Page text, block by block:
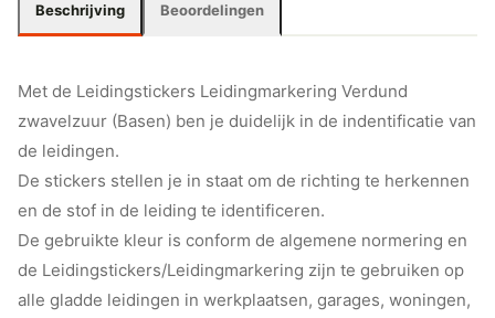
Beschrijving Beoordelingen
Met de Leidingstickers Leidingmarkering Verdund
zwavelzuur (Basen) ben je duidelijk in de indentificatie van
de leidingen.
De stickers stellen je in staat om de richting te herkennen
en de stof in de leiding te identificeren.
De gebruikte kleur is conform de algemene normering en
de Leidingstickers/Leidingmarkering zijn te gebruiken op
alle gladde leidingen in werkplaatsen, garages, woningen,